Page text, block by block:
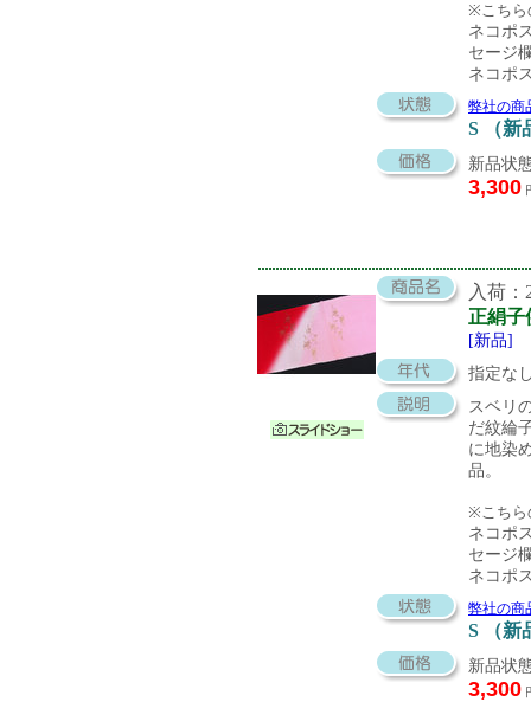
※こちら
ネコポ
セージ
ネコポ
弊社の商
S （新
新品状
3,300
入荷：
正絹子
[新品]
指定な
スベリ
だ紋綸
に地染
品。
※こちら
ネコポ
セージ
ネコポ
弊社の商
S （新
新品状
3,300